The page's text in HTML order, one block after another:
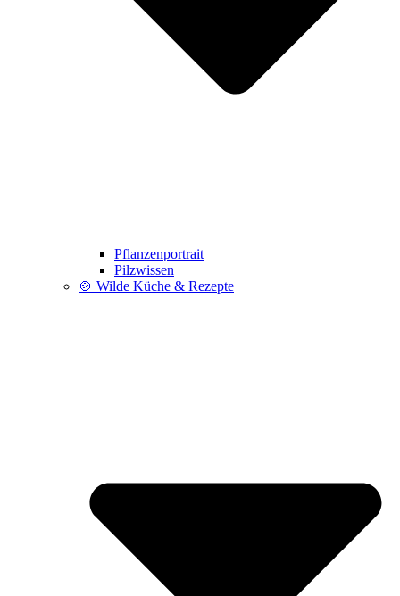
Pflanzenportrait
Pilzwissen
🍲 Wilde Küche & Rezepte